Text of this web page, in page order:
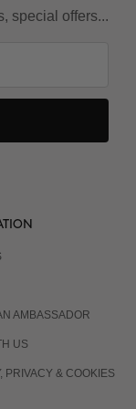
special offers...
AMBASSADOR
US
PRIVACY & COOKIES